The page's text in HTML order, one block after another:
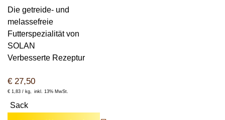
Die getreide- und
melassefreie
Futterspezialität von
SOLAN
Verbesserte Rezeptur
€ 27,50
€ 1,83 / kg inkl. 13% MwSt.
Sack